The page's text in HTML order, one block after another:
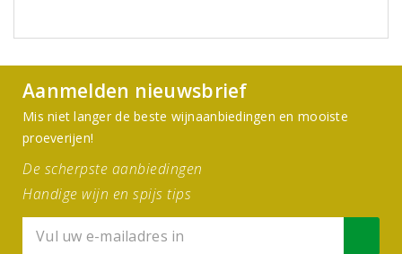
Aanmelden nieuwsbrief
Mis niet langer de beste wijnaanbiedingen en mooiste
proeverijen!
De scherpste aanbiedingen
Handige wijn en spijs tips